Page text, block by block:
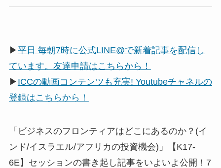
▶平日 毎朝7時に公式LINE@で新着記事を配信し
ています。友達申請はこちらから！
▶ ICCの動画コンテンツも充実! Youtubeチャネルの
登録はこちらから！
「ビジネスのフロンティアはどこにあるのか？(イ
ンド/イスラエル/アフリカの投資機会)」【K17-
6E】セッションの書き起し記事をいよいよ公開！7